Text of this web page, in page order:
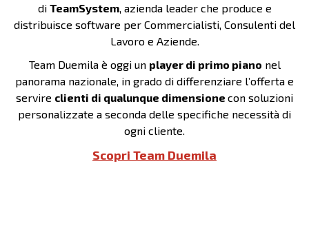
di TeamSystem, azienda leader che produce e
distribuisce software per Commercialisti, Consulenti del
Lavoro e Aziende.
Team Duemila è oggi un player di primo piano nel
panorama nazionale, in grado di differenziare l’offerta e
servire clienti di qualunque dimensione con soluzioni
personalizzate a seconda delle specifiche necessità di
ogni cliente.
Scopri Team Duemila